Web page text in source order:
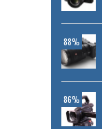
88%
86%